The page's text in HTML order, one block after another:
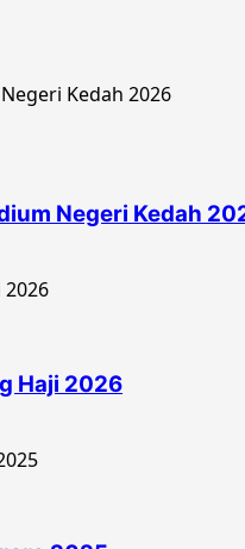
Negeri Kedah
Haji 2026